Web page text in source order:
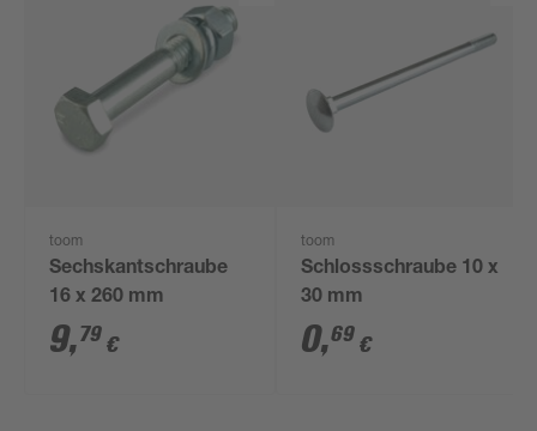
toom
Sechskantschraube
16 x 260 mm
9,79 €
toom
Schlossschraube 10 x
30 mm
0,69 €